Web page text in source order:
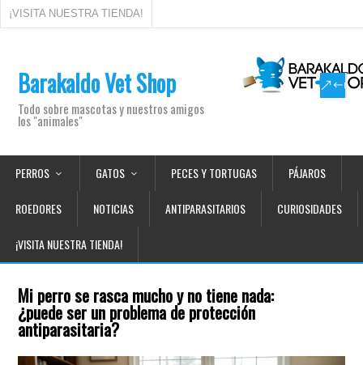
¡VISITA NUESTRA TIENDA!
Barakaldo Vet Shop
Todo sobre mascotas y nuestros amigos
los "animales"
PERROS GATOS PECES Y TORTUGAS PÁJAROS
ROEDORES NOTICIAS ANTIPARASITARIOS CURIOSIDADES
¡VISITA NUESTRA TIENDA!
Mi perro se rasca mucho y no tiene nada:
¿puede ser un problema de protección
antiparasitaria?